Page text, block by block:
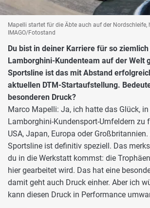
Mapelli startet für die Äbte auch auf der Nordschleife,
IMAGO/Fotostand
Du bist in deiner Karriere für so
Lamborghini-Kundenteam auf der Welt
Sportsline ist das mit Abstand
aktuellen DTM-Startaufstellung.
besonderen Druck?
Marco Mapelli: Ja, ich hatte das Glück, in
Lamborghini-Kundensport-Umfeldern zu
USA, Japan, Europa oder
Sportsline ist definitiv speziell. Das
du in die Werkstatt kommst: die
hier gearbeitet wird. Das hat eine
damit geht auch Druck einher. Aber ich
kann diesen Druck in Performance